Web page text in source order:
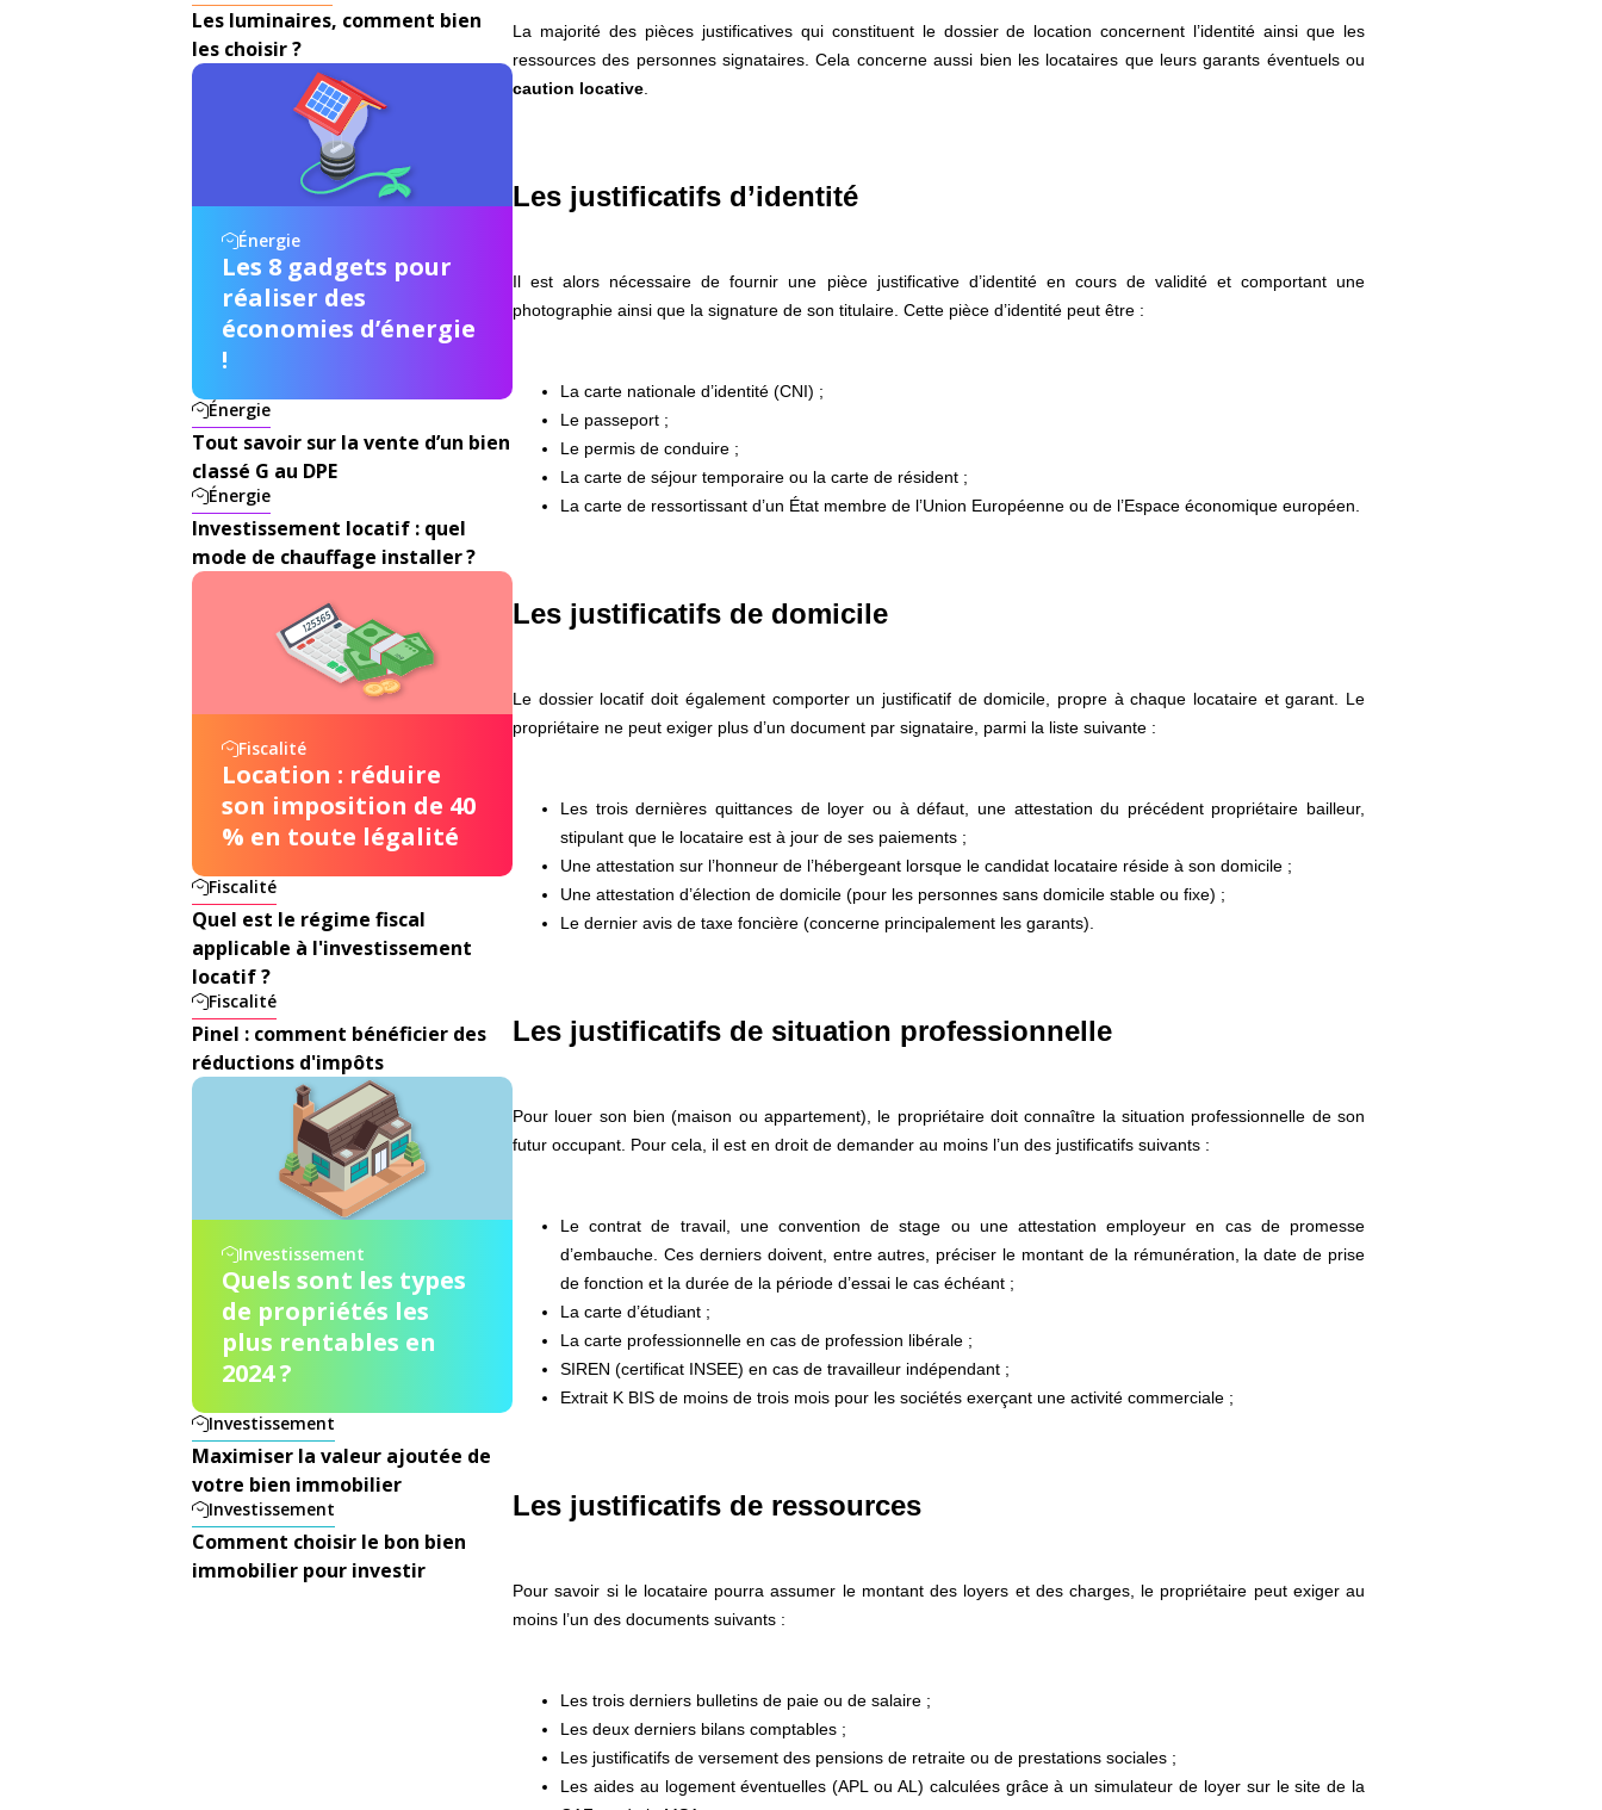
Les luminaires, comment bien
les choisir ?
Énergie
Les 8 gadgets pour
réaliser des
économies d’énergie
!
Énergie
Tout savoir sur la vente d’un bien
classé G au DPE
Énergie
Investissement locatif : quel
mode de chauffage installer ?
Fiscalité
Location : réduire
son imposition de 40
% en toute légalité
Fiscalité
Quel est le régime fiscal
applicable à l'investissement
locatif ?
Fiscalité
Pinel : comment bénéficier des
réductions d'impôts
Investissement
Quels sont les types
de propriétés les
plus rentables en
2024 ?
Investissement
Maximiser la valeur ajoutée de
votre bien immobilier
Investissement
Comment choisir le bon bien
immobilier pour investir
La majorité des pièces justificatives qui constituent le dossier de location concernent l’identité ainsi que les
ressources des personnes signataires. Cela concerne aussi bien les locataires que leurs garants éventuels ou
caution locative
Les justificatifs d’identité
Il est alors nécessaire de fournir une pièce justificative d’identité en cours de validité et comportant une
photographie ainsi que la signature de son titulaire. Cette pièce d’identité peut être :
La carte nationale d’identité (CNI) ;
Le passeport ;
Le permis de conduire ;
La carte de séjour temporaire ou la carte de résident ;
La carte de ressortissant d’un État membre de l’Union Européenne ou de l’Espace économique européen.
Les justificatifs de domicile
Le dossier locatif doit également comporter un justificatif de domicile, propre à chaque locataire et garant. Le
propriétaire ne peut exiger plus d’un document par signataire, parmi la liste suivante :
Les trois dernières quittances de loyer ou à défaut, une attestation du précédent propriétaire bailleur,
stipulant que le locataire est à jour de ses paiements ;
Une attestation sur l’honneur de l’hébergeant lorsque le candidat locataire réside à son domicile ;
Une attestation d’élection de domicile (pour les personnes sans domicile stable ou fixe) ;
Le dernier avis de taxe foncière (concerne principalement les garants).
Les justificatifs de situation professionnelle
Pour louer son bien (maison ou appartement), le propriétaire doit connaître la situation professionnelle de son
futur occupant. Pour cela, il est en droit de demander au moins l’un des justificatifs suivants :
Le contrat de travail, une convention de stage ou une attestation employeur en cas de promesse
d’embauche. Ces derniers doivent, entre autres, préciser le montant de la rémunération, la date de prise
de fonction et la durée de la période d’essai le cas échéant ;
La carte d’étudiant ;
La carte professionnelle en cas de profession libérale ;
SIREN (certificat INSEE) en cas de travailleur indépendant ;
Extrait K BIS de moins de trois mois pour les sociétés exerçant une activité commerciale ;
Les justificatifs de ressources
Pour savoir si le locataire pourra assumer le montant des loyers et des charges, le propriétaire peut exiger au
moins l’un des documents suivants :
Les trois derniers bulletins de paie ou de salaire ;
Les deux derniers bilans comptables ;
Les justificatifs de versement des pensions de retraite ou de prestations sociales ;
Les aides au logement éventuelles (APL ou AL) calculées grâce à un simulateur de loyer sur le site de la